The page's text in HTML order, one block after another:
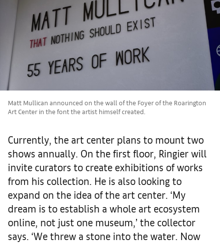
Matt Mullican announced on the wall of the Foyer of the Roarington
Art Center in the font the artist himself created.
Currently, the art center plans to mount two
shows annually. On the first floor, Ringier will
invite curators to create exhibitions of works
from his collection. He is also looking to
expand on the idea of the art center. ‘My
dream is to establish a whole art ecosystem
online, not just one museum,’ the collector
says. ‘We threw a stone into the water. Now